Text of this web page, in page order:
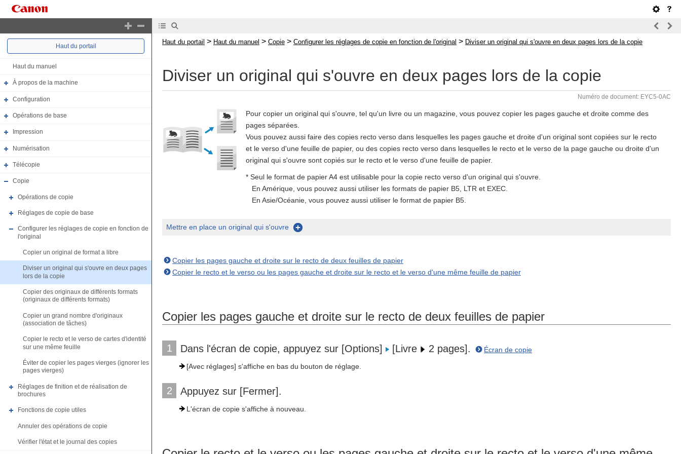
Haut du portail
Haut du manuel
À propos de la machine
Configuration
Opérations de base
Impression
Numérisation
Télécopie
Copie
Opérations de copie
Réglages de copie de base
Configurer les réglages de copie en fonction de
l'original
Copier un original de format a libre
Diviser un original qui s'ouvre en deux pages
lors de la copie
Copier des originaux de différents formats
(originaux de différents formats)
Copier un grand nombre d'originaux
(association de tâches)
Copier le recto et le verso de cartes d'identité
sur une même feuille
Éviter de copier les pages vierges (ignorer les
pages vierges)
Réglages de finition et de réalisation de
brochures
Fonctions de copie utiles
Annuler des opérations de copie
Vérifier l'état et le journal des copies
Haut du portail > Haut du manuel > Copie > Configurer les réglages de copie en fonction de l'original > Diviser un original qui s'ouvre en deux pages lors de la copie
Diviser un original qui s'ouvre en deux pages lors de la copie
Numéro de document: EYC5-0AC
Pour copier un original qui s'ouvre, tel qu'un livre ou un magazine, vous pouvez copier les pages gauche et droite comme des
pages séparées.
Vous pouvez aussi faire des copies recto verso dans lesquelles les pages gauche et droite d'un original sont copiées sur le recto
et le verso d'une feuille de papier, ou des copies recto verso dans lesquelles le recto et le verso de la page gauche ou droite d'un
original qui s'ouvre sont copiés sur le recto et le verso d'une feuille de papier.
* Seul le format de papier A4 est utilisable pour la copie recto verso d'un original qui s'ouvre.
En Amérique, vous pouvez aussi utiliser les formats de papier B5, LTR et EXEC.
En Asie/Océanie, vous pouvez aussi utiliser le format de papier B5.
Mettre en place un original qui s'ouvre
Copier les pages gauche et droite sur le recto de deux feuilles de papier
Copier le recto et le verso ou les pages gauche et droite sur le recto et le verso d'une même feuille de papier
Copier les pages gauche et droite sur le recto de deux feuilles de papier
1 Dans l'écran de copie, appuyez sur [Options] [Livre 2 pages]. Écran de copie
[Avec réglages] s'affiche en bas du bouton de réglage.
2 Appuyez sur [Fermer].
L'écran de copie s'affiche à nouveau.